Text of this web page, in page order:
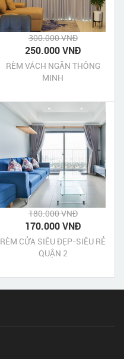
300.000 VNĐ
250.000 VNĐ
RÈM VÁCH NGĂN THÔNG
MINH
180.000 VNĐ
170.000 VNĐ
RÈM CỬA SIÊU ĐẸP-SIÊU RẺ
QUẬN 2